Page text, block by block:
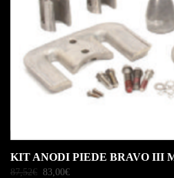
KIT ANODI PIEDE BRAVO III
87,52€ 83,00€